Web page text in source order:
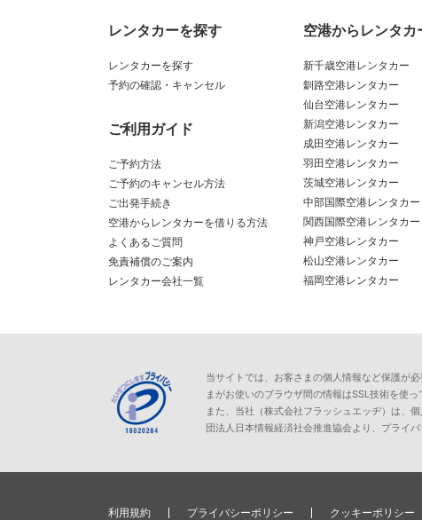
レンタカーを探す
レンタカーを探す
予約の確認・キャンセル
ご利用ガイド
ご予約方法
ご予約のキャンセル方法
ご出発手続き
空港からレンタカーを借りる方法
よくあるご質問
免責補償のご案内
レンタカー会社一覧
空港からレンタカ
新千歳空港レンタカー
釧路空港レンタカー
仙台空港レンタカー
新潟空港レンタカー
成田空港レンタカー
羽田空港レンタカー
茨城空港レンタカー
中部国際空港レンタカー
関西国際空港レンタカー
神戸空港レンタカー
松山空港レンタカー
福岡空港レンタカー
当サイトでは、お客さまの個人情報など保護が
まがお使いのブラウザ間の情報はSSL技術を使
また、当社（株式会社フラッシュエッヂ）は、
団法人日本情報経済社会推進協会より、プライ
利用規約 プライバシーポリシー クッキーポリシー